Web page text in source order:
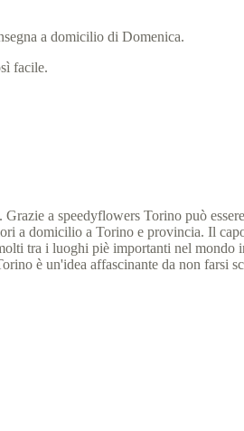
a domicilio di Domenica.
facile.
a speedyflowers Torino può
a domicilio a Torino e provincia. Il
tra i luoghi piè importanti nel
è un'idea affascinante da non farsi